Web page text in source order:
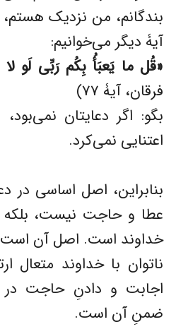
بندگانم، من نزدیک
آیۀ دیگر می‌خوانیم:
«قُل ما يَعبَأُ بِكُم رَبِّی لَو
فرقان، آیۀ ۷۷)
بگو: اگر دعایتان
اعتنایی نمی‌کرد.
بنابراین، اصل اساسی در
عطا و حاجت نیست، بلکه
خداوند است. اصل آن است
ناتوان با خداوند متعال
اجابت و دادنِ حاجت در
ضمنِ آن است.